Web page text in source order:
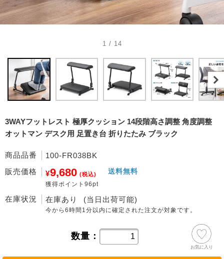
1 / 14
3WAYフットレスト 極厚クッション 14段階高さ調整 角度調整
オットマン デスク用 足置き台 折りたたみ ブラック
商品品番
100-FR038BK
販売価格
¥9,680 (税込)
獲得ポイント96pt
送料無料
在庫状況 在庫あり (当日出荷可能)
今から6時間1分 以内に確定された注文が対象です。
数量：
お気に入り